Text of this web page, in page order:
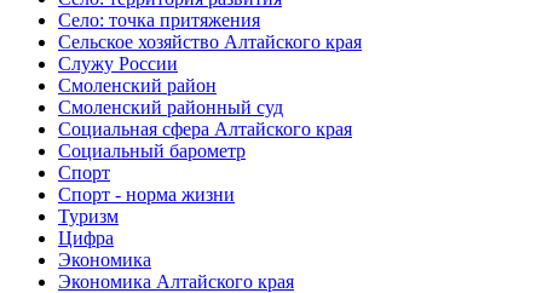
Село: точка притяжения
Сельское хозяйство Алтайского края
Служу России
Смоленский район
Смоленский районный суд
Социальная сфера Алтайского края
Социальный барометр
Спорт
Спорт - норма жизни
Туризм
Цифра
Экономика
Экономика Алтайского края